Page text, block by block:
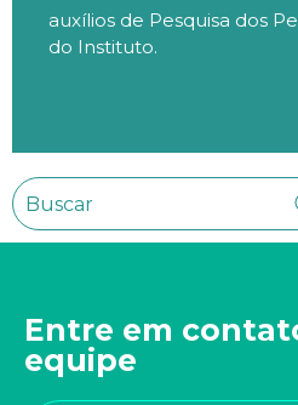
auxílios de Pesquisa dos
do Instituto.
Entre em
equipe